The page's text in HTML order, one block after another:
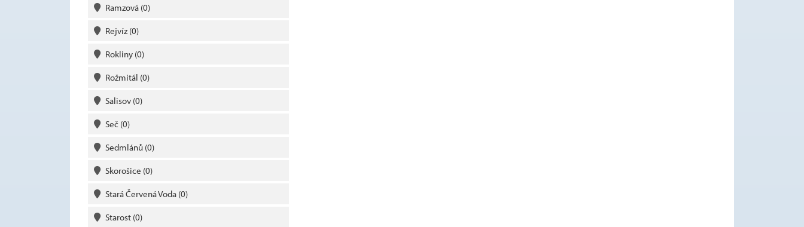
Ramzová (0)
Rejvíz(0)
Rokliny (0)
Rožmitál (0)
Salisov (0)
Seč (0)
Sedmlánů (0)
Skorošice (0)
Stará Červená Voda (0)
Starost (0)